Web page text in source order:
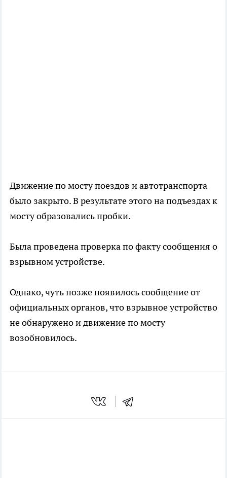
Движение по мосту поездов и автотранспорта
было закрыто. В результате этого на подъездах к
мосту образовались пробки.
Была проведена проверка по факту сообщения о
взрывном устройстве.
Однако, чуть позже появилось сообщение от
официальных органов, что взрывное устройство
не обнаружено и движение по мосту
возобновилось.